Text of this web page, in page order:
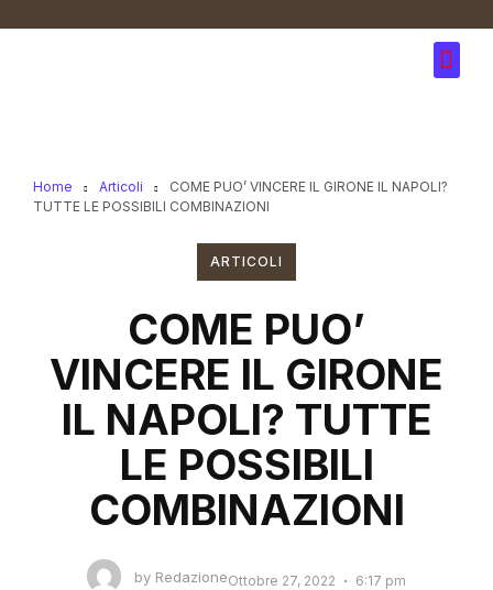
Home Articoli
COME PUO’ VINCERE IL GIRONE IL NAPOLI?
TUTTE LE POSSIBILI COMBINAZIONI
ARTICOLI
COME PUO’
VINCERE IL GIRONE
IL NAPOLI? TUTTE
LE POSSIBILI
COMBINAZIONI
by RedazioneOttobre 27, 2022 6:17 pm